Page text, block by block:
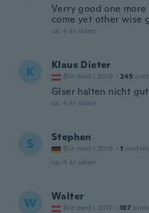
Verry good one
come yet other wise
ca. 4 år siden
K Klaus Dieter
Ble med i 2019 · 245
Glser halten nicht
ca. 4 år siden
S Stephen
Ble med i 2019 · 1
ca. 4 år siden
W Walter
Ble med i 2017 · 187